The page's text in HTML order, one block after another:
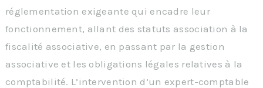
réglementation exigeante qui encadre leur
fonctionnement, allant des statuts association à la
fiscalité associative, en passant par la gestion
associative et les obligations légales relatives à la
comptabilité. L’intervention d’un expert-comptable